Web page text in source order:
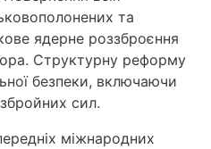
та
ядерне роззброєння
Структурну реформу
безпеки, включаючи
сил.
міжнародних